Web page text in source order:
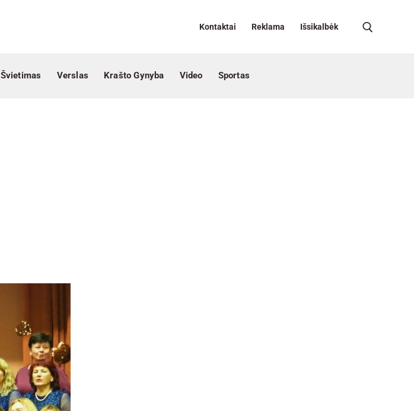
Kontaktai Reklama Išsikalbėk
Švietimas Verslas Krašto Gynyba Video Sportas